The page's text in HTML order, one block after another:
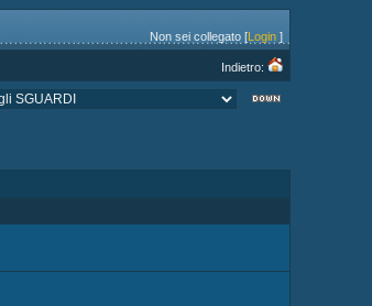
Non sei collegato [Login]
Indietro: